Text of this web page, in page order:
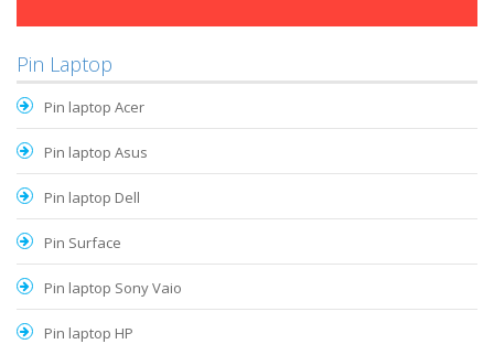
Pin Laptop
Pin laptop Acer
Pin laptop Asus
Pin laptop Dell
Pin Surface
Pin laptop Sony Vaio
Pin laptop HP